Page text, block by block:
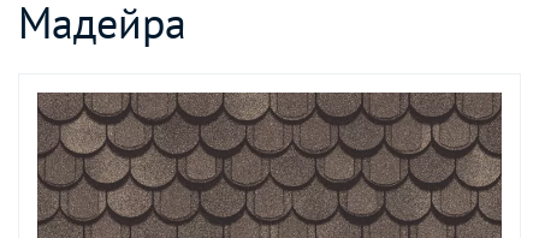
Мадейра